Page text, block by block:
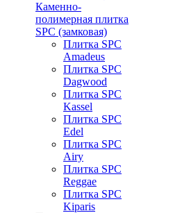
Каменно-
полимерная плитка
SPC (замковая)
Плитка SPC
Amadeus
Плитка SPC
Dagwood
Плитка SPC
Kassel
Плитка SPC
Edel
Плитка SPC
Airy
Плитка SPC
Reggae
Плитка SPC
Kiparis